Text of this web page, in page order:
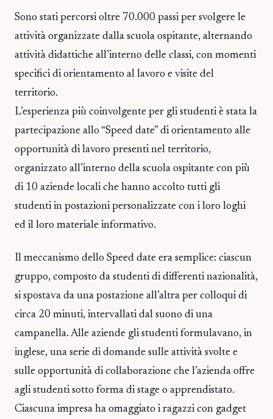
Sono stati percorsi oltre 70.000 passi per svolgere le
attività organizzate dalla scuola ospitante, alternando
attività didattiche all’interno delle classi, con momenti
specifici di orientamento al lavoro e visite del
territorio.
L’esperienza più coinvolgente per gli studenti è stata la
partecipazione allo “Speed date” di orientamento alle
opportunità di lavoro presenti nel territorio,
organizzato all’interno della scuola ospitante con più
di 10 aziende locali che hanno accolto tutti gli
studenti in postazioni personalizzate con i loro loghi
ed il loro materiale informativo.
Il meccanismo dello Speed date era semplice: ciascun
gruppo, composto da studenti di differenti nazionalità,
si spostava da una postazione all’altra per colloqui di
circa 20 minuti, intervallati dal suono di una
campanella. Alle aziende gli studenti formulavano, in
inglese, una serie di domande sulle attività svolte e
sulle opportunità di collaborazione che l’azienda offre
agli studenti sotto forma di stage o apprendistato.
Ciascuna impresa ha omaggiato i ragazzi con gadget